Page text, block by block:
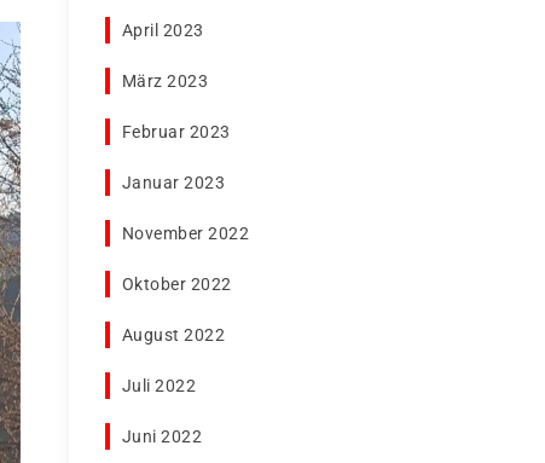
April 2023
März 2023
Februar 2023
Januar 2023
November 2022
Oktober 2022
August 2022
Juli 2022
Juni 2022